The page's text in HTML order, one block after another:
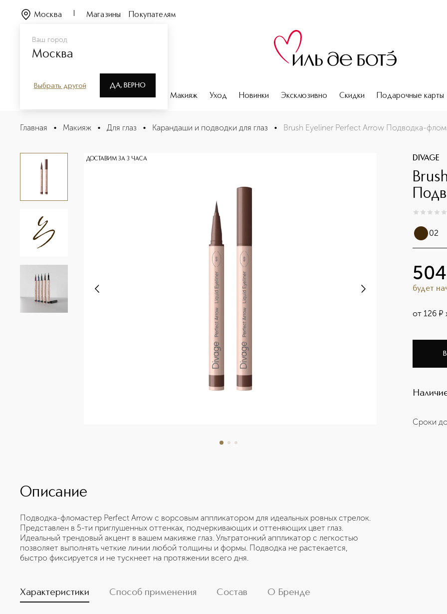
Ваш город
Москва
Выбрать другой ДА, ВЕРНО
Москва Магазины Покупателям
Парфюмерия Макияж Уход Новинки Эксклюзивно Скидки Подарочные карты
Brush Eyeliner Perfect Arrow Подводка-фломастер с кистью
Описание
Главная • Макияж • Для глаз • Карандаши и подводки для глаз • Brush Eyeliner Perfect Arrow Подводка-
ДОСТАВИМ ЗА 3 ЧАСА DIVAGE
0из 0
02
504
будет
от 126 ¤
Сроки
Описание
Подводка-фломастер Perfect Arrow с ворсовым аппликатором для идеальных ровных стрелок.
Представлен в 5-ти приглушенных оттенках, подчеркивающих и оттеняющих цвет глаз.
Идеальный трендовый акцент в вашем макияже глаз. Ультратонкий аппликатор с легкостью
позволяет выполнять четкие линии любой толщины и формы. Подводка не растекается,
быстро фиксируется и не тускнеет на протяжении всего дня.
Характеристики Способ применения Состав О Бренде